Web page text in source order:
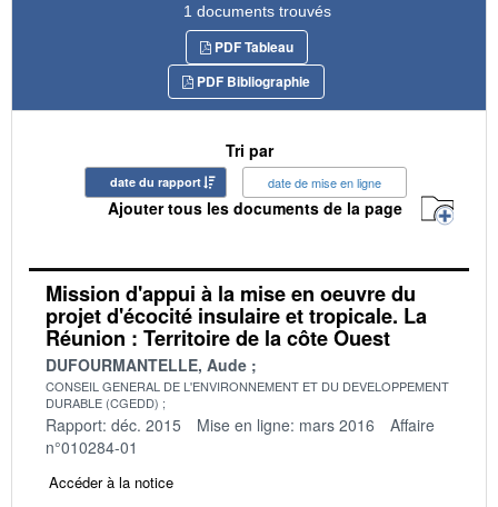
1 documents trouvés
PDF Tableau
PDF Bibliographie
Tri par
date du rapport date de mise en ligne
Ajouter tous les documents de la page
Mission d'appui à la mise en oeuvre du
projet d'écocité insulaire et tropicale. La
Réunion : Territoire de la côte Ouest
DUFOURMANTELLE, Aude
CONSEIL GENERAL DE L'ENVIRONNEMENT ET DU DEVELOPPEMENT
DURABLE (CGEDD)
Rapport: déc. 2015 Mise en ligne: mars 2016
Affaire
n°010284-01
Accéder à la notice